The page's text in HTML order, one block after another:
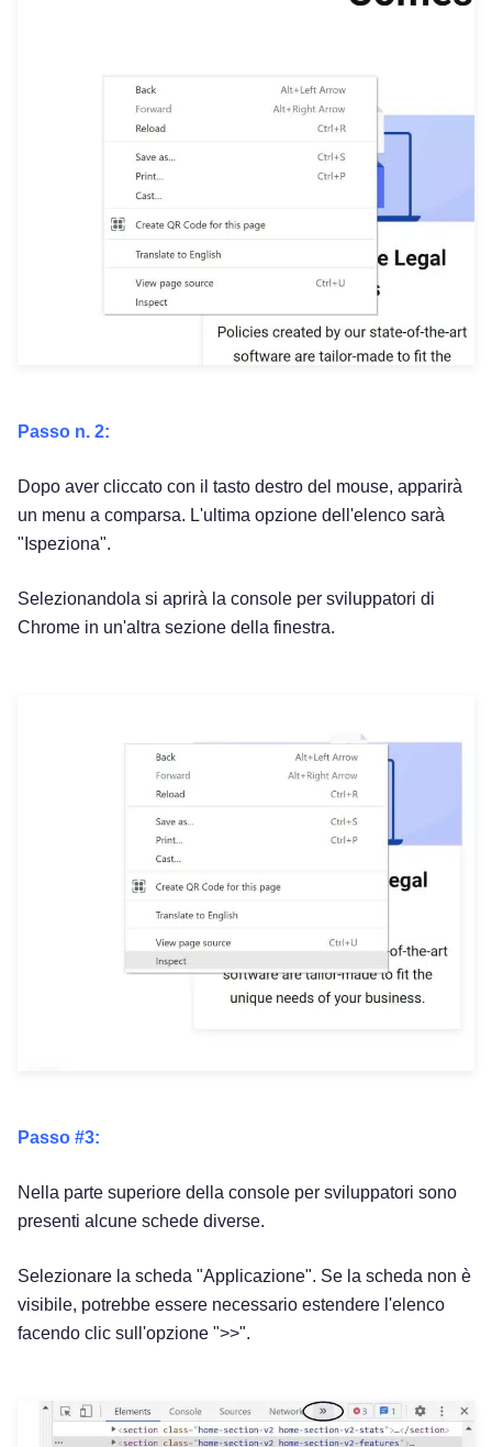
Passo n. 2:
Dopo aver cliccato con il tasto destro del mouse, apparirà
un menu a comparsa. L'ultima opzione dell'elenco sarà
"Ispeziona".
Selezionandola si aprirà la console per sviluppatori di
Chrome in un'altra sezione della finestra.
Passo #3:
Nella parte superiore della console per sviluppatori sono
presenti alcune schede diverse.
Selezionare la scheda "Applicazione". Se la scheda non è
visibile, potrebbe essere necessario estendere l'elenco
facendo clic sull'opzione ">>".